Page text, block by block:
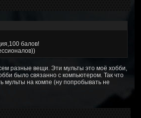
балов!
разные вещи. Эти мульты это моё хобби,
было связанно с компьютером. Так что
мульты на компе (ну попробывать не